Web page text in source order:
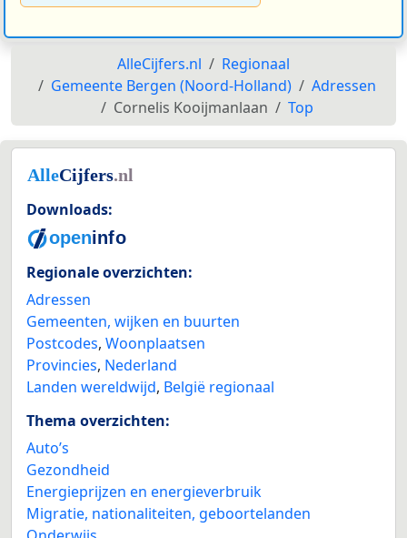
AlleCijfers.nl
Regionaal
Gemeente Bergen (Noord-Holland)
Adressen
Cornelis Kooijmanlaan
Top
Downloads:
Regionale overzichten:
Adressen
Gemeenten, wijken en buurten
Postcodes, Woonplaatsen
Provincies, Nederland
Landen wereldwijd, België regionaal
Thema overzichten:
Auto’s
Gezondheid
Energieprijzen en energieverbruik
Migratie, nationaliteiten, geboortelanden